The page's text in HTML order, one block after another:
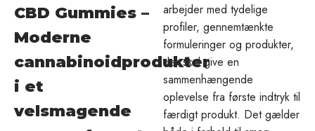
CBD Gummies –
Moderne
cannabinoidprodukter
i et
velsmagende
arbejder med tydelige
profiler, gennemtænkte
formuleringer og produkter,
der skal give en
sammenhængende
oplevelse fra første indtryk til
færdigt produkt. Det gælder